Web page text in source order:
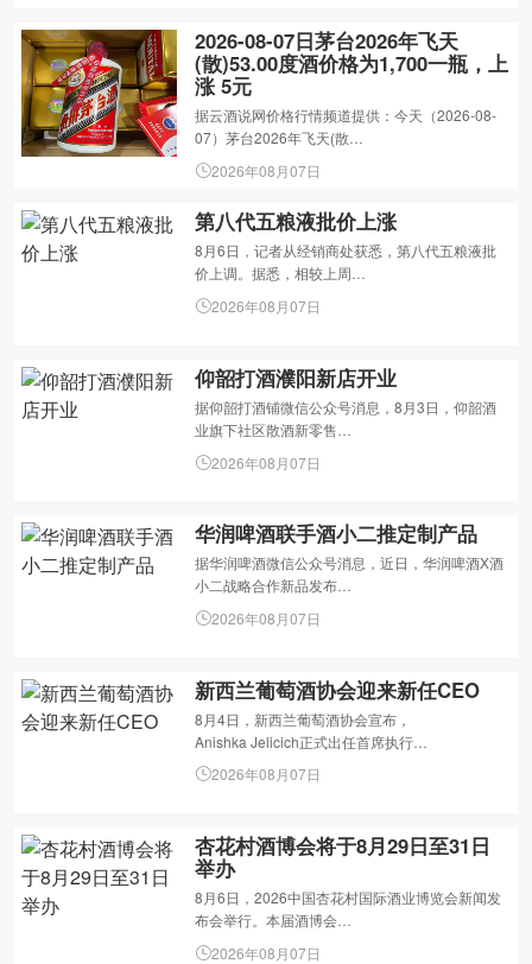
2026-08-07日茅台2026年飞天
(散)53.00度酒价格为1,700一瓶，上
涨 5元
据云酒说网价格行情频道提供：今天（2026-08-
07）茅台2026年飞天(散…
2026年08月07日
第八代五粮液批价上涨
8月6日，记者从经销商处获悉，第八代五粮液批
价上调。据悉，相较上周…
2026年08月07日
仰韶打酒濮阳新店开业
据仰韶打酒铺微信公众号消息，8月3日，仰韶酒
业旗下社区散酒新零售…
2026年08月07日
华润啤酒联手酒小二推定制产品
据华润啤酒微信公众号消息，近日，华润啤酒X酒
小二战略合作新品发布…
2026年08月07日
新西兰葡萄酒协会迎来新任CEO
8月4日，新西兰葡萄酒协会宣布，
Anishka Jelicich正式出任首席执行…
2026年08月07日
杏花村酒博会将于8月29日至31日
举办
8月6日，2026中国杏花村国际酒业博览会新闻发
布会举行。本届酒博会…
2026年08月07日